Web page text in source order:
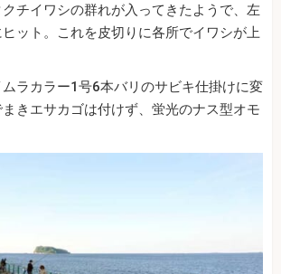
チイワシの群れが入ってきたようで、左
ット。これを皮切りに各所でイワシが上
ラカラー1号6本バリのサビキ仕掛けに変
きエサカゴは付けず、蛍光のナス型オモ